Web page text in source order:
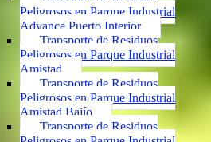
Peligrosos en Parque Industrial
Advance Puerto Interior
Transporte de Residuos
Peligrosos en Parque Industrial
Amistad
Transporte de Residuos
Peligrosos en Parque Industrial
Amistad Bajío
Transporte de Residuos